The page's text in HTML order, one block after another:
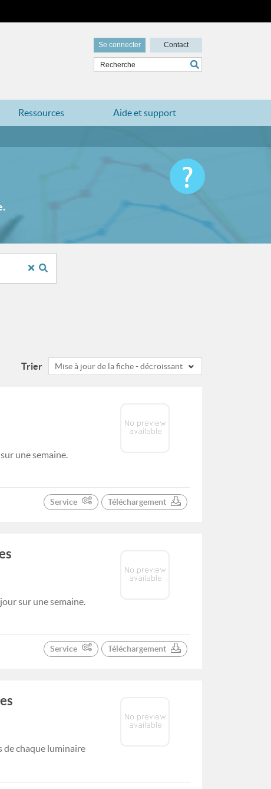
Se connecter Contact
Ressources Aide et support
Trier Mise à jour de la fiche - décroissant
une semaine.
Service Téléchargement
sur une semaine.
Service Téléchargement
de chaque luminaire